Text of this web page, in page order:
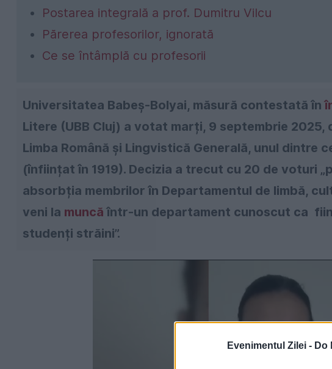
Evenimentul Zilei - Do
Postarea integrală a prof. Dumitru Vilcu
Părerea profesorilor, ignorată
Ce se întâmplă cu profesorii
Universitatea Babeș-Bolyai, măsură contestată în
Litere (UBB Cluj) a votat marți, 9 septembrie
Limba Română și Lingvistică Generală, unul dintre
(înființat în 1919). Decizia a trecut cu 20 de voturi
absorbția membrilor în Departamentul de limbă,
veni la muncă într-un departament cunoscut ca
studenți străini”.